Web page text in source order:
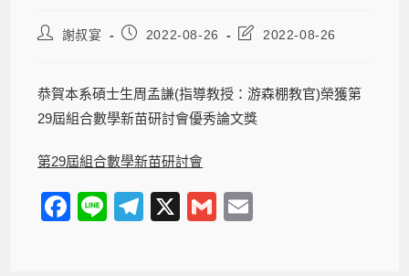
謝叔宴 2022-08-26 2022-08-26
恭賀本系碩士生周孟謙(指導教授：游森棚教官)榮獲第
29屆組合數學新苗研討會優秀論文獎
第29屆組合數學新苗研討會
F
Li
T
X
G